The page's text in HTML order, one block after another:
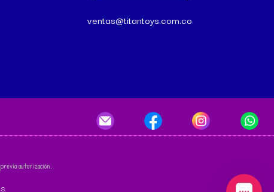
ventas@titantoys.com.co
previa autorización.